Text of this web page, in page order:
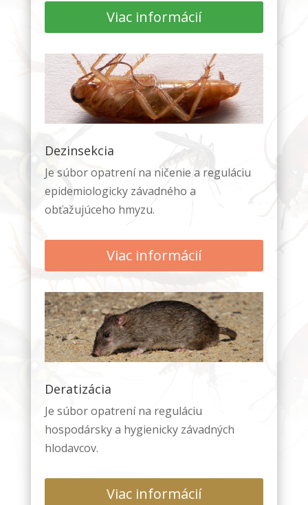
Viac informácií
Dezinsekcia
Je súbor opatrení na ničenie a reguláciu
epidemiologicky závadného a
obťažujúceho hmyzu.
Viac informácií
Deratizácia
Je súbor opatrení na reguláciu
hospodársky a hygienicky závadných
hlodavcov.
Viac informácií
stránky.
Štatistiky
Aby sme
mohli
zlepšiť
webovej
stránky na
základe
webovej
stránky.
Používateľská
spokojnosť
Aby naša
stránka počas
vašej návštevy
tieto súbory
cookie
odmietnete,
webovej
stránky zmiznú.